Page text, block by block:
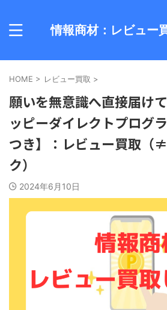
情報商材：レビュー
HOME > レビュー買取 >
願いを無意識へ直接届け
ッピーダイレクトプログ
つき】：レビュー買取（
ク）
2024年6月10日